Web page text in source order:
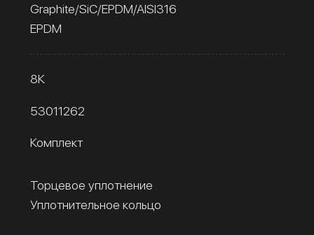
Graphite/SiC/EPDM/AISI316
EPDM
8К
53011262
Комплект
Торцевое уплотнение
Уплотнительное кольцо